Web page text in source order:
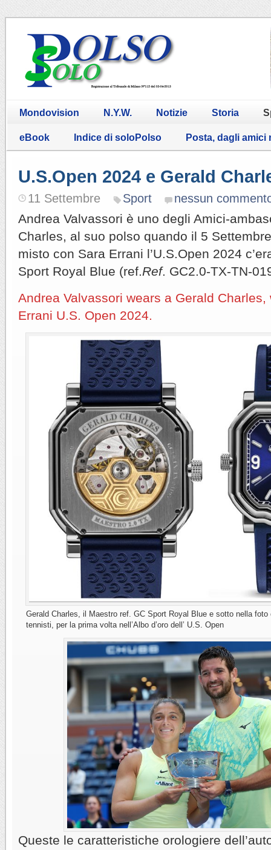
Mondovision N.Y.W. Notizie Storia
eBook Indice di soloPolso Posta, dagli amici
U.S.Open 2024 e Gerald
11 Settembre Sport nessun
Andrea Valvassori è uno degli Amici-
Charles, al suo polso quando il 5
misto con Sara Errani l’U.S.Open 2024
Sport Royal Blue (ref. Ref. GC2.0-TX-TN-
Andrea Valvassori wears a Gerald
Errani U.S. Open 2024.
Gerald Charles, il Maestro ref. GC Sport Royal Blue e sotto nella
tennisti, per la prima volta nell’Albo d’oro dell’ U.S. Open
Queste le caratteristiche orologiere